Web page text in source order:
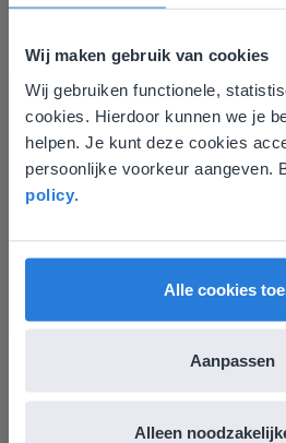
Wij maken gebruik van cookies
Wij gebruiken functionele,
cookies. Hierdoor kunnen we je
helpen. Je kunt deze cookies
persoonlijke voorkeur aangeven.
policy
Alle cookies
Aanpassen
Alleen
Les
Groep 8, Blok 10, Week
Deze website
overeen met je
Gezien je locatie, denken we
liever naar de website voor
English